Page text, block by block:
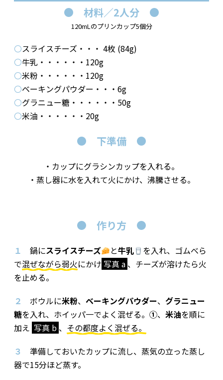
● 材料／2人分 ●
120mLのプリンカップ5個分
〇スライスチーズ・・・ 4枚 (84g)
〇牛乳・・・・・・120g
〇米粉・・・・・・120g
〇ベーキングパウダー・・・6g
〇グラニュー糖・・・・・・50g
〇米油・・・・・・20g
● 下準備 ●
・カップにグラシンカップを入れる。
・蒸し器に水を入れて火にかけ、沸騰させる。
● 作り方 ●
１ 鍋にスライスチーズ と牛乳
を入れ、ゴムべら
で混ぜながら弱火にかけ 写真 a 、チーズが溶けたら火
を止める。
２
ボウルに米粉、 ベーキングパウダー、 グラニュー
糖を入れ、ホイッパ一でよく混ぜる。 ①、 米油を順に
加え 写真 b 、 その都度よく混ぜる。
３
準備しておいたカップに流し、蒸気の立った蒸し
器で15分ほど蒸す。